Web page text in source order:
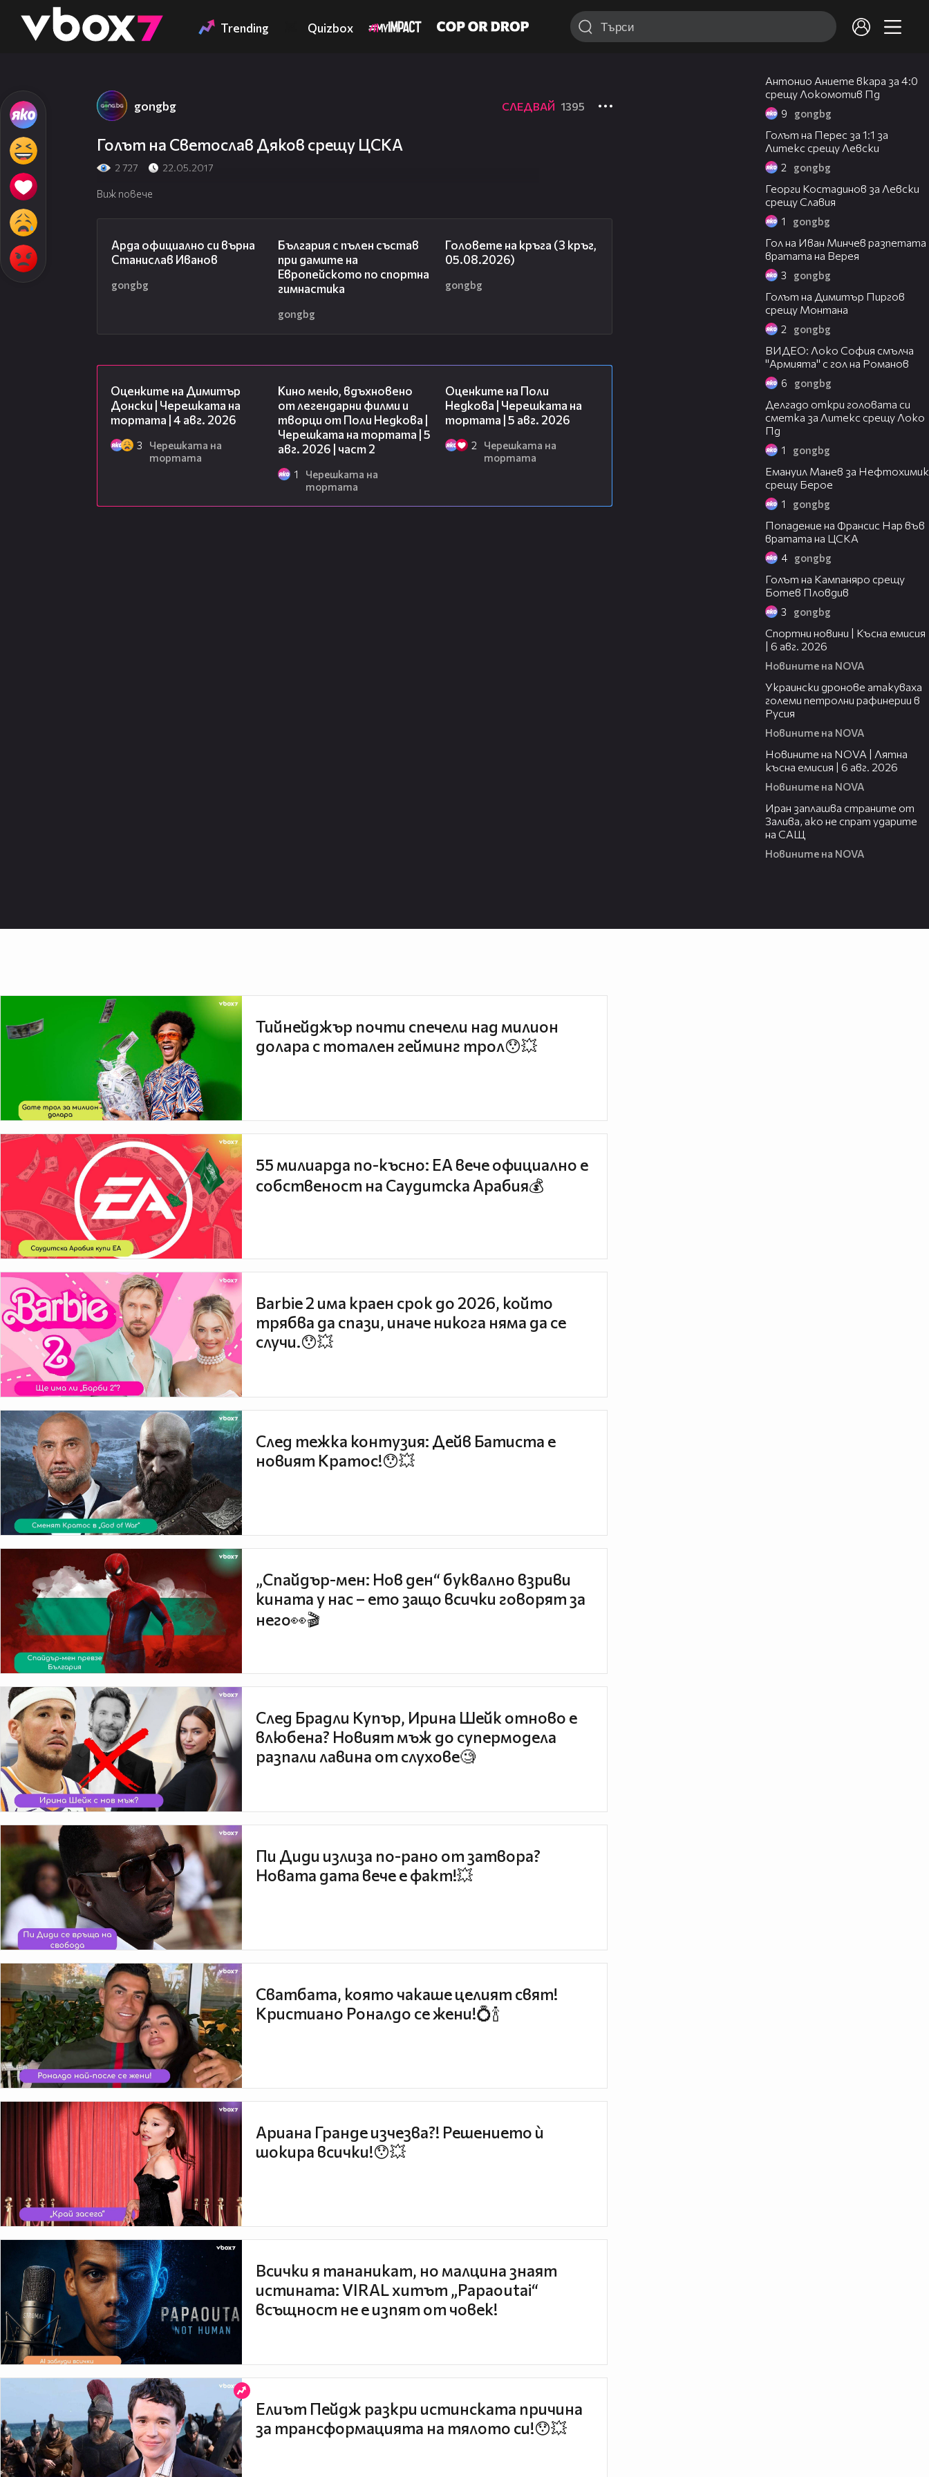
👾 Trending Quizbox
gongbg СЛЕДВАЙ 1395
Голът на Светослав Дяков срещу ЦСКА
2 727 22.05.2017
Виж повече
Арда официално си върна
Станислав Иванов
gongbg
България с пълен състав
при дамите на
Европейското по спортна
гимнастика
gongbg
Головете на кръга (3 кръг,
05.08.2026)
gongbg
Оценките на Димитър
Донски | Черешката на
тортата | 4 авг. 2026
3
Черешката на
тортата
Кино меню, вдъхновено
от легендарни филми и
творци от Поли Недкова |
Черешката на тортата | 5
авг. 2026 | част 2
1
Черешката на
тортата
Оценките на Поли
Недкова | Черешката на
тортата | 5 авг. 2026
2
Черешката на
тортата
Антонио Аниете вкара за 4:0
срещу Локомотив Пд
9 gongbg
Голът на Перес за 1:1 за
Литекс срещу Левски
2 gongbg
Георги Костадинов за Левски
срещу Славия
1 gongbg
Гол на Иван Минчев разпетата
вратата на Верея
3 gongbg
Голът на Димитър Пиргов
срещу Монтана
2 gongbg
ВИДЕО: Локо София смълча
"Армията" с гол на Романов
6 gongbg
Делгадо откри головата си
сметка за Литекс срещу Локо
Пд
1 gongbg
Емануил Манев за Нефтохимик
срещу Берое
1 gongbg
Попадение на Франсис Нар във
вратата на ЦСКА
4 gongbg
Голът на Кампаняро срещу
Ботев Пловдив
3 gongbg
Спортни новини | Късна емисия
| 6 авг. 2026
Новините на NOVA
Украински дронове атакуваха
големи петролни рафинерии в
Русия
Новините на NOVA
Новините на NOVA | Лятна
късна емисия | 6 авг. 2026
Новините на NOVA
Иран заплашва страните от
Залива, ако не спрат ударите
на САЩ
Новините на NOVA
Тийнейджър почти спечели над милион
долара с тотален гейминг трол😯💥
55 милиарда по-късно: EA вече официално е
собственост на Саудитска Арабия💰
Barbie 2 има краен срок до 2026, който
трябва да спази, иначе никога няма да се
случи.😯💥
След тежка контузия: Дейв Батиста е
новият Кратос!😯💥
„Спайдър-мен: Нов ден“ буквално взриви
кината у нас – ето защо всички говорят за
него👀🎬
След Брадли Купър, Ирина Шейк отново е
влюбена? Новият мъж до супермодела
разпали лавина от слухове🧐
Пи Диди излиза по-рано от затвора?
Новата дата вече е факт!💥
Сватбата, която чакаше целият свят!
Кристиано Роналдо се жени!💍🍾
Ариана Гранде изчезва?! Решението ѝ
шокира всички!😯💥
Всички я тананикат, но малцина знаят
истината: VIRAL хитът „Papaoutai“
всъщност не е изпят от човек!
Елиът Пейдж разкри истинската причина
за трансформацията на тялото си!😯💥